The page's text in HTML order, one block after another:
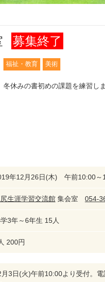
募集終了
福祉・教育 美術
冬休みの書初めの課題を練習し
年12月26日(木) 午前10:00～
生涯学習交流館 集会室 054-
3年～6年生 15人
200円
月3日(火)午前10:00より受付。